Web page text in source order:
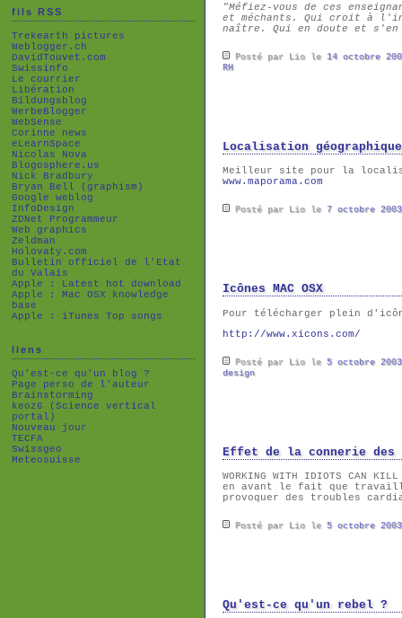
"Méfiez-vous de ces
et méchants. Qui croit à
naître. Qui en doute et
Posté par Lio le 14 octobre
RH
Localisation géographique
Meilleur site pour la
www.maporama.com
Posté par Lio le 7 octobre 2003
Icônes MAC OSX
Pour télécharger plein
http://www.xicons.com/
Posté par Lio le 5 octobre 2003
design
Effet de la connerie
WORKING WITH IDIOTS CAN
en avant le fait que
provoquer des troubles
Posté par Lio le 5 octobre 2003
Qu'est-ce qu'un rebel ?
fils RSS
Trekearth pictures
Weblogger.ch
DavidTouvet.com
Swissinfo
Le courrier
Libération
Bildungsblog
WerbeBlogger
WebSense
Corinne news
eLearnSpace
Nicolas Nova
Blogosphere.us
Nick Bradbury
Bryan Bell (graphism)
Google weblog
InfoDesign
ZDNet Programmeur
Web graphics
Zeldman
Holovaty.com
Bulletin officiel de l'Etat
du Valais
Apple : Latest hot download
Apple : Mac OSX knowledge
base
Apple : iTunes Top songs
liens
Qu'est-ce qu'un blog ?
Page perso de l'auteur
Brainstorming
keoz6 (Science vertical
portal)
Nouveau jour
TECFA
Swissgeo
Meteosuisse